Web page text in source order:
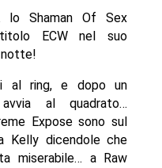
lo Shaman Of Sex
ECW nel suo
al ring, e dopo un
al quadrato…
Expose sono sul
Kelly dicendole che
miserabile… a Raw